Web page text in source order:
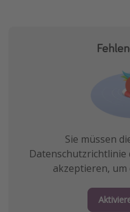
Reise Journal
Familienurlaub in der
Rundreisen in Thailand
Bahnreisen in der Schweiz
Sie müssen
Datenschutzrichtlinie
akzeptieren,